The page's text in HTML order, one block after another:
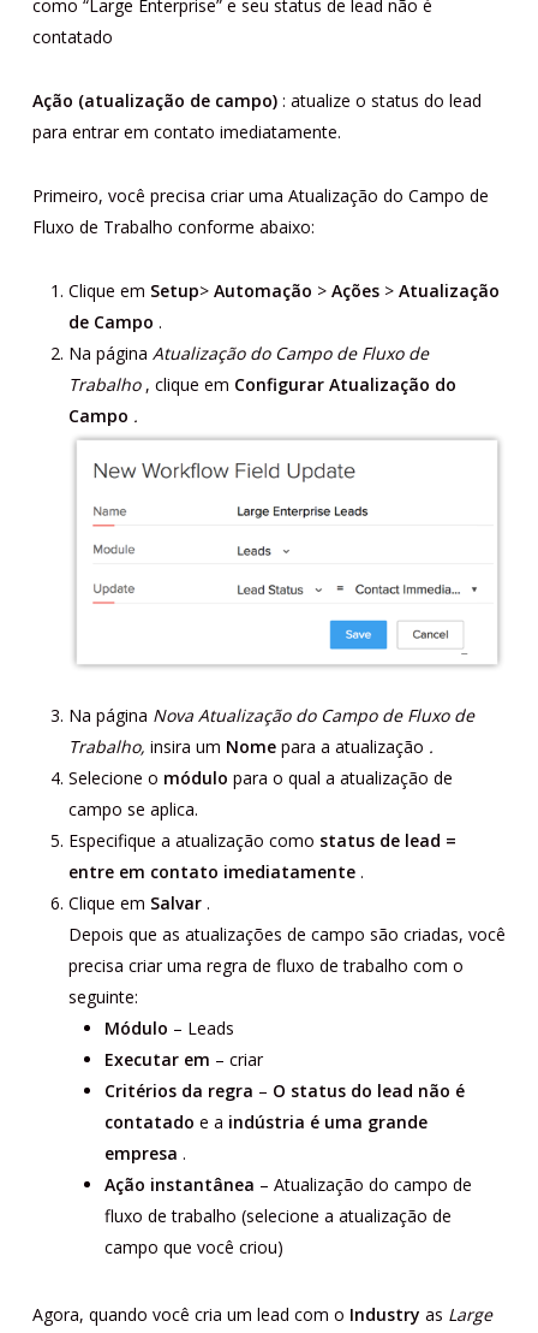
como “Large Enterprise” e seu status de lead não é
contatado
Ação (atualização de campo): atualize o status do lead
para entrar em contato imediatamente.
Primeiro, você precisa criar uma Atualização do Campo de
Fluxo de Trabalho conforme abaixo:
Clique em Setup> Automação > Ações> Atualização
de Campo .
Na página Atualização do Campo de Fluxo de
Trabalho, clique em Configurar Atualização do
Campo .
Na página Nova Atualização do Campo de Fluxo de
Trabalho, insira um Nomepara a atualização .
Selecione o módulo para o qual a atualização de
campo se aplica.
Especifique a atualização como status de lead =
entre em contato imediatamente.
Clique em Salvar.
Depois que as atualizações de campo são criadas, você
precisa criar uma regra de fluxo de trabalho com o
seguinte:
Módulo – Leads
Executar em – criar
Critérios da regra – O status do lead não é
contatado e a indústria é uma grande
empresa .
Ação instantânea – Atualização do campo de
fluxo de trabalho (selecione a atualização de
campo que você criou)
Agora, quando você cria um lead com o Industry as Large